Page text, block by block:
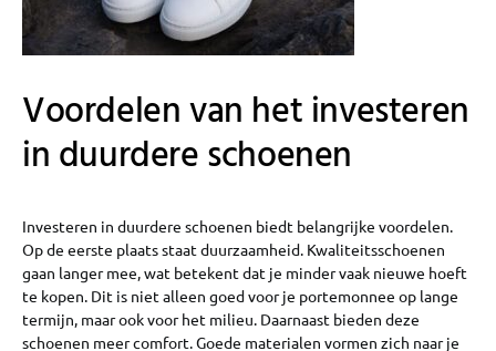
Voordelen van het investeren
in duurdere schoenen
Investeren in duurdere schoenen biedt belangrijke voordelen.
Op de eerste plaats staat duurzaamheid. Kwaliteitsschoenen
gaan langer mee, wat betekent dat je minder vaak nieuwe hoeft
te kopen. Dit is niet alleen goed voor je portemonnee op lange
termijn, maar ook voor het milieu. Daarnaast bieden deze
schoenen meer comfort. Goede materialen vormen zich naar je